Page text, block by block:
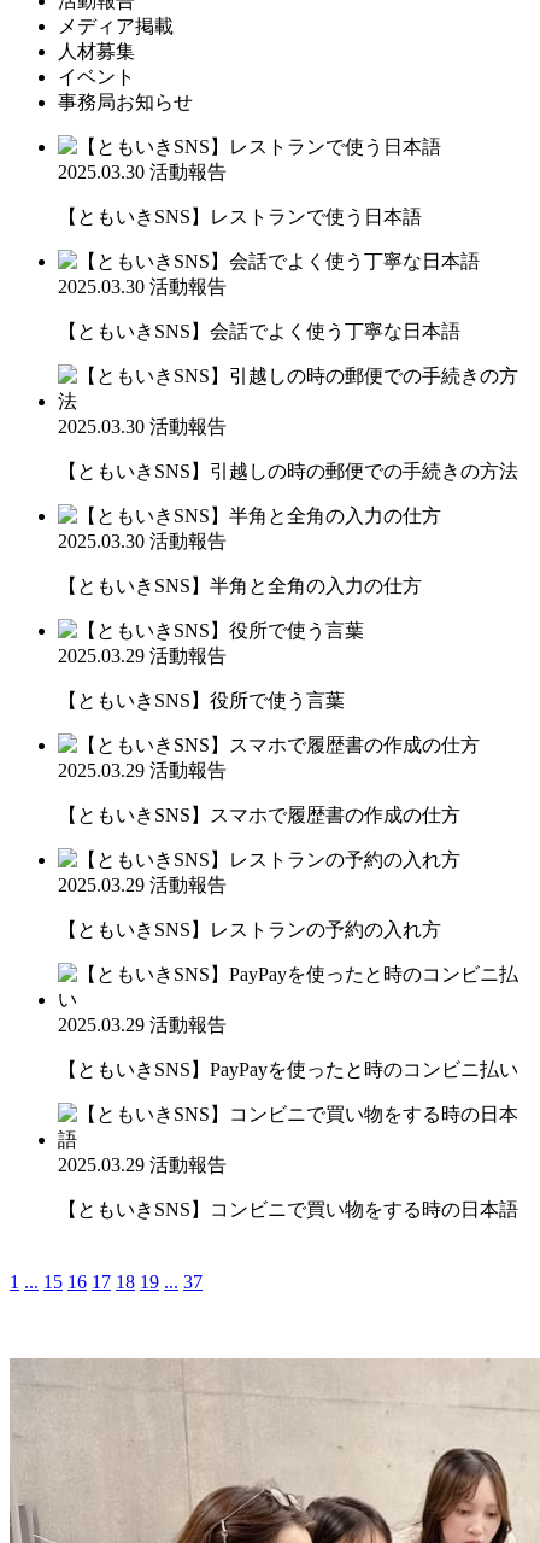
メディア掲載
人材募集
イベント
事務局お知らせ
2025.03.30 活動報告
【ともいきSNS】レストランで使う日本語
2025.03.30 活動報告
【ともいきSNS】会話でよく使う丁寧な日本語
2025.03.30 活動報告
【ともいきSNS】引越しの時の郵便での手続きの方法
2025.03.30 活動報告
【ともいきSNS】半角と全角の入力の仕方
2025.03.29 活動報告
【ともいきSNS】役所で使う言葉
2025.03.29 活動報告
【ともいきSNS】スマホで履歴書の作成の仕方
2025.03.29 活動報告
【ともいきSNS】レストランの予約の入れ方
2025.03.29 活動報告
【ともいきSNS】PayPayを使ったと時のコンビニ払い
2025.03.29 活動報告
【ともいきSNS】コンビニで買い物をする時の日本語
1 ... 15 16 17 18 19 ... 37